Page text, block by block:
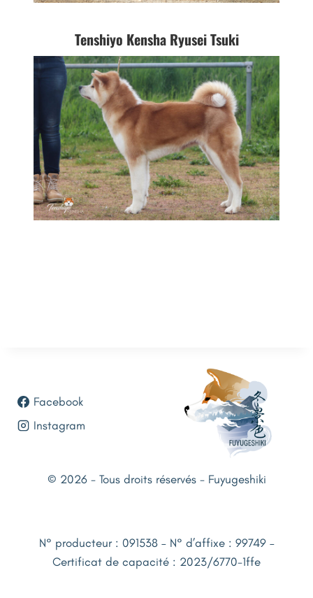
Tenshiyo Kensha Ryusei Tsuki
Facebook
Instagram
© 2026 - Tous droits réservés - Fuyugeshiki
N° producteur : 091538 – N° d’affixe : 99749 –
Certificat de capacité : 2023/6770-1ffe